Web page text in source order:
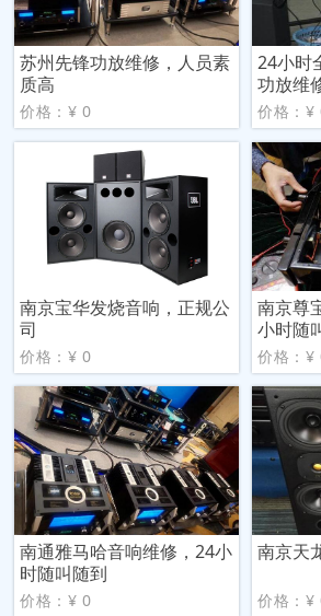
苏州先锋功放维修，人员素
质高
价格：¥ 0
24小时
功放维
价格：¥
南京宝华发烧音响，正规公
司
价格：¥ 0
南京尊
小时随
价格：¥
南通雅马哈音响维修，24小
时随叫随到
价格：¥ 0
南京天
价格：¥